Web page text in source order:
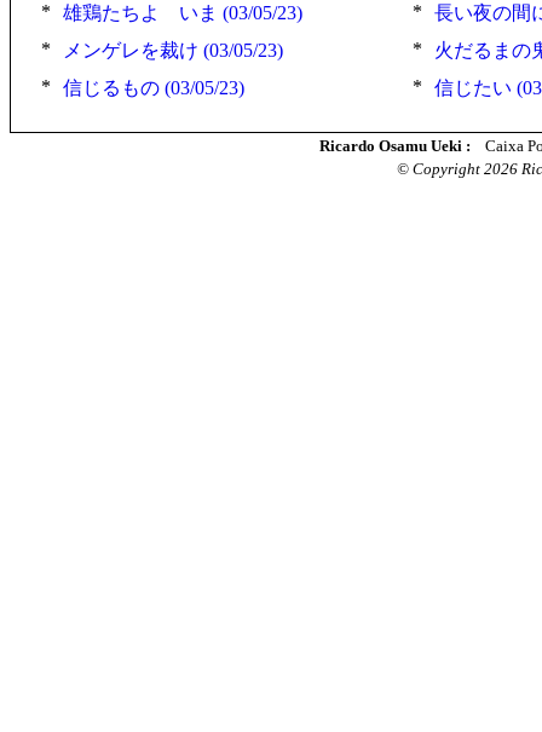
* 雄鶏たちよ いま (03/05/23) *
長い夜の間
*
メンゲレを裁け (03/05/23) *
火だるまの
*
信じるもの (03/05/23) * 信じたい
Ricardo Osamu Ueki :
Caixa
© Copyright 2026